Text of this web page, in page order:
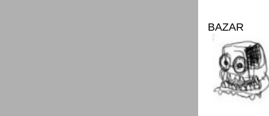
BAZAR